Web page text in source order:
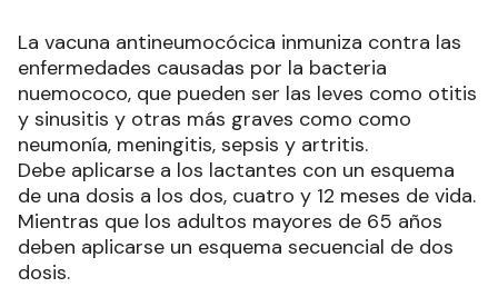
La vacuna antineumocócica inmuniza contra las
enfermedades causadas por la bacteria
nuemococo, que pueden ser las leves como otitis
y sinusitis y otras más graves como como
neumonía, meningitis, sepsis y artritis.
Debe aplicarse a los lactantes con un esquema
de una dosis a los dos, cuatro y 12 meses de vida.
Mientras que los adultos mayores de 65 años
deben aplicarse un esquema secuencial de dos
dosis.